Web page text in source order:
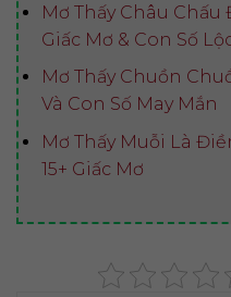
Mơ Thấy Châu Chấu
Giấc Mơ & Con Số
Mơ Thấy Chuồn
Và Con Số May Mắn
Mơ Thấy Muỗi Là
15+ Giấc Mơ